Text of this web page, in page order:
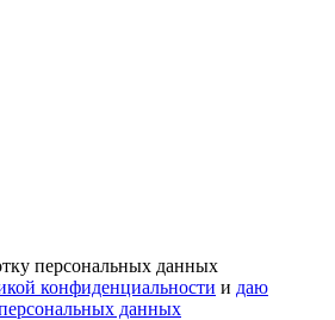
персональных данных
конфиденциальности и даю
данных